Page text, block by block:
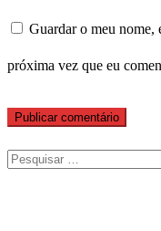
Guardar o meu nome,
próxima vez que eu
Pesquisar
por: